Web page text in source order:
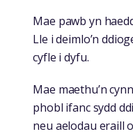
Mae pawb yn
Lle i deimlo’n
cyfle i dyfu.
Mae maethu’n
phobl ifanc sydd
neu aelodau eraill